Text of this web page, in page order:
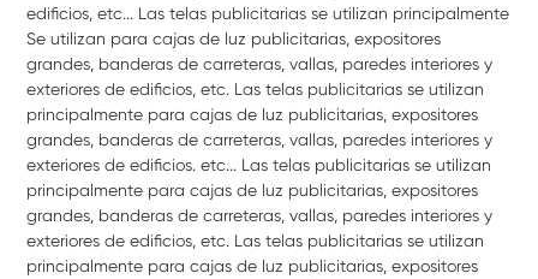
edificios, etc... Las telas publicitarias se utilizan principalmente
Se utilizan para cajas de luz publicitarias, expositores
grandes, banderas de carreteras, vallas, paredes interiores y
exteriores de edificios, etc. Las telas publicitarias se utilizan
principalmente para cajas de luz publicitarias, expositores
grandes, banderas de carreteras, vallas, paredes interiores y
exteriores de edificios. etc... Las telas publicitarias se utilizan
principalmente para cajas de luz publicitarias, expositores
grandes, banderas de carreteras, vallas, paredes interiores y
exteriores de edificios, etc. Las telas publicitarias se utilizan
principalmente para cajas de luz publicitarias, expositores